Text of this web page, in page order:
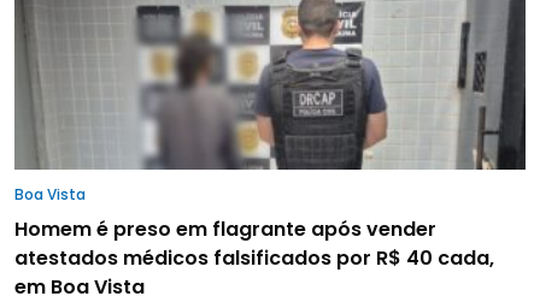
Boa Vista
Homem é preso em flagrante após vender
atestados médicos falsificados por R$ 40 cada,
em Boa Vista